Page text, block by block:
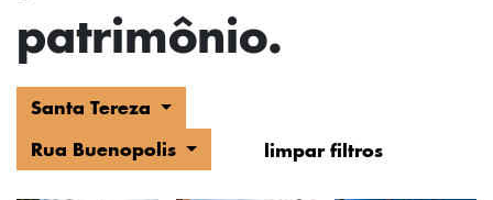
patrimônio.
Santa Tereza
Rua Buenopolis
limpar filtros